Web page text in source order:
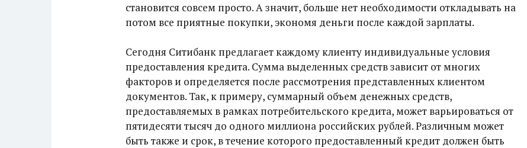
становится совсем просто. А значит, больше нет необходимости откладывать на
потом все приятные покупки, экономя деньги после каждой зарплаты.
Сегодня Ситибанк предлагает каждому клиенту индивидуальные условия
предоставления кредита. Сумма выделенных средств зависит от многих
факторов и определяется после рассмотрения представленных клиентом
документов. Так, к примеру, суммарный объем денежных средств,
предоставляемых в рамках потребительского кредита, может варьироваться от
пятидесяти тысяч до одного миллиона российских рублей. Различным может
быть также и срок, в течение которого предоставленный кредит должен быть